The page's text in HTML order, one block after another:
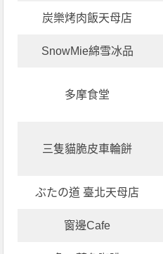
炭樂烤肉飯天母店
SnowMie綿雪冰品
多摩食堂
三隻貓脆皮車輪餅
ぶたの道 臺北天母店
窗邊Cafe